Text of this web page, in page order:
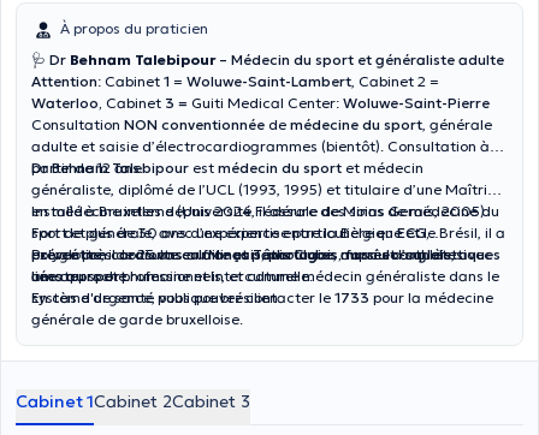
À propos du praticien
🩺 Dr Behnam Talebipour– Médecin du sport et généraliste adulte
Attention: Cabinet 1 = Woluwe-Saint-Lambert, Cabinet 2 =
Waterloo, Cabinet 3 = Guiti Medical Center: Woluwe-Saint-Pierre
Consultation NON conventionnée de médecine du sport, générale
adulte et saisie d’électrocardiogrammes (bientôt). Consultation à
partir de 12 ans.
Dr Behnam Talebipour est médecin du sport et médecin
généraliste, diplômé de l’UCL (1993, 1995) et titulaire d’une Maîtrise
en médecine interne (Université Fédérale de Minas Gerais, 2005).
Fort de plus de 30 ans d’expérience entre la Belgique et le Brésil, il a
exercé près de 25 ans auMinas Tênis Clube, auprès d’athlètes
amateurs et professionnels, et comme médecin généraliste dans le
système de santé publique brésilien.
Installé à Bruxelles depuis 2024, il assure des soins de médecine du
sport et générale, avec une expertise particulière enECG,
prévention cardiovasculaire et pathologies musculo-squelettiques
liées au sport.
Polyglotte, il consulte enfrançais, portugais, farsi et anglais, avec
une approche humaine et interculturelle.
En cas d'urgence, vous pouvez contacter le 1733 pour la médecine
générale de garde bruxelloise.
Cabinet 1Cabinet 2Cabinet 3